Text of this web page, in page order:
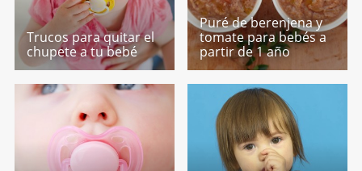
Trucos para quitar el
chupete a tu bebé
Puré de berenjena y
tomate para bebés a
partir de 1 año